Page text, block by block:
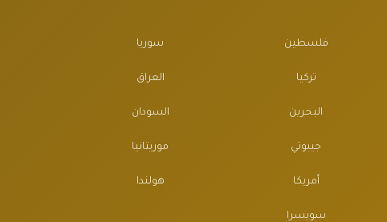
فلسطين سوريا
تركيا العراق
البحرين السودان
جيبوتي موريتانيا
أمريكا هولندا
سويسرا